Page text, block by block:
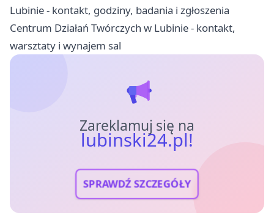
Lubinie - kontakt, godziny, badania i zgłoszenia
Centrum Działań Twórczych w Lubinie - kontakt,
warsztaty i wynajem sal
Zareklamuj się na
lubinski24.pl!
SPRAWDŹ SZCZEGÓŁY